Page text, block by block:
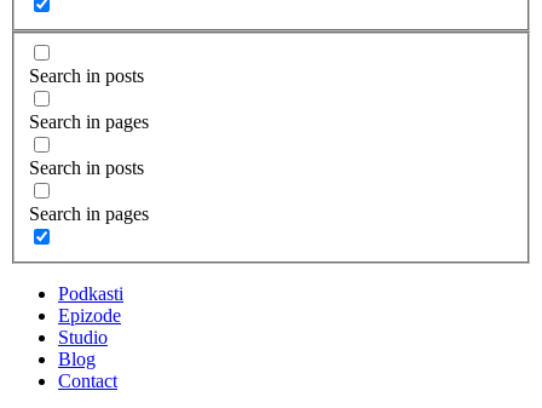
Search in posts
Search in pages
Search in posts
Search in pages
Podkasti
Epizode
Studio
Blog
Contact